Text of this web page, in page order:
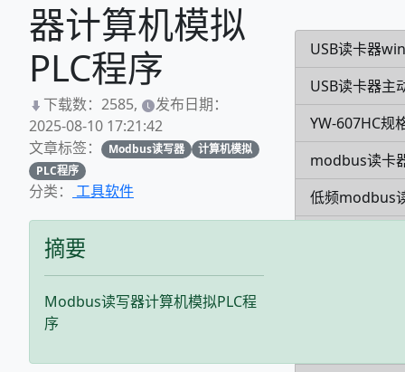
USB读卡器
USB读卡器主
YW-607HC规
modbus读卡
低频modbus
器计算机模拟
PLC程序
下载数：2585,
发布日期：
2025-08-10 17:21:42
文章标签：
Modbus读写器
计算机模拟
PLC程序
分类： 工具软件
摘要
Modbus读写器计算机模拟PLC程
序